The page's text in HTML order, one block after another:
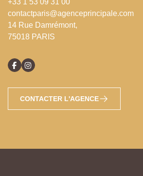
+33 1 53 09 31 00
contactparis@agenceprincipale.com
14 Rue Damrémont,
75018 PARIS
CONTACTER L'AGENCE